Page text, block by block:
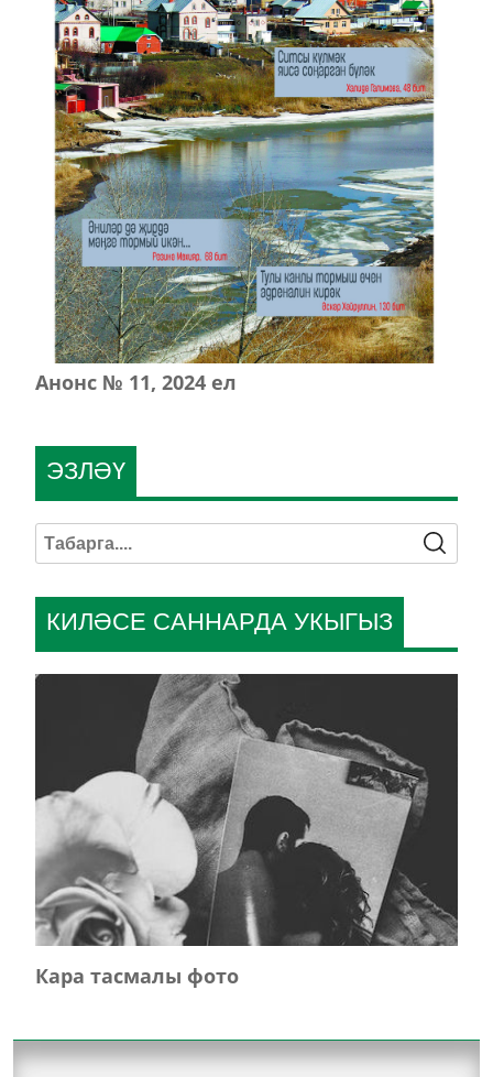
Анонс № 11, 2024 ел
КИЛӘСЕ САННАРДА УКЫГЫЗ
Кара тасмалы фото
ЭЗЛӘҮ